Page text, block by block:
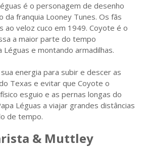
é o personagem de desenho
da franquia Looney Tunes. Os fãs
ao veloz cuco em 1949. Coyote é o
a maior parte do tempo
e montando armadilhas.
energia para subir e descer as
Texas e evitar que Coyote o
esguio e as pernas longas do
Léguas a viajar grandes distâncias
de tempo.
& Muttley